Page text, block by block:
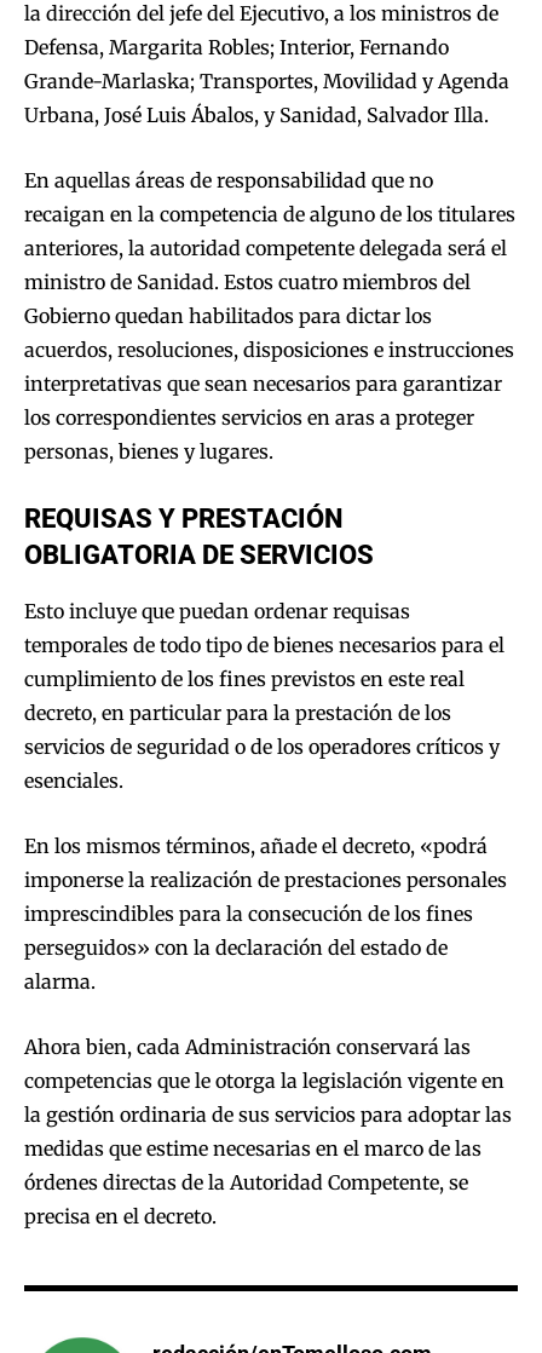
la dirección del jefe del Ejecutivo, a los ministros de
Defensa, Margarita Robles; Interior, Fernando
Grande-Marlaska; Transportes, Movilidad y Agenda
Urbana, José Luis Ábalos, y Sanidad, Salvador Illa.
En aquellas áreas de responsabilidad que no
recaigan en la competencia de alguno de los titulares
anteriores, la autoridad competente delegada será el
ministro de Sanidad. Estos cuatro miembros del
Gobierno quedan habilitados para dictar los
acuerdos, resoluciones, disposiciones e instrucciones
interpretativas que sean necesarios para garantizar
los correspondientes servicios en aras a proteger
personas, bienes y lugares.
REQUISAS Y PRESTACIÓN
OBLIGATORIA DE SERVICIOS
Esto incluye que puedan ordenar requisas
temporales de todo tipo de bienes necesarios para el
cumplimiento de los fines previstos en este real
decreto, en particular para la prestación de los
servicios de seguridad o de los operadores críticos y
esenciales.
En los mismos términos, añade el decreto, «podrá
imponerse la realización de prestaciones personales
imprescindibles para la consecución de los fines
perseguidos» con la declaración del estado de
alarma.
Ahora bien, cada Administración conservará las
competencias que le otorga la legislación vigente en
la gestión ordinaria de sus servicios para adoptar las
medidas que estime necesarias en el marco de las
órdenes directas de la Autoridad Competente, se
precisa en el decreto.